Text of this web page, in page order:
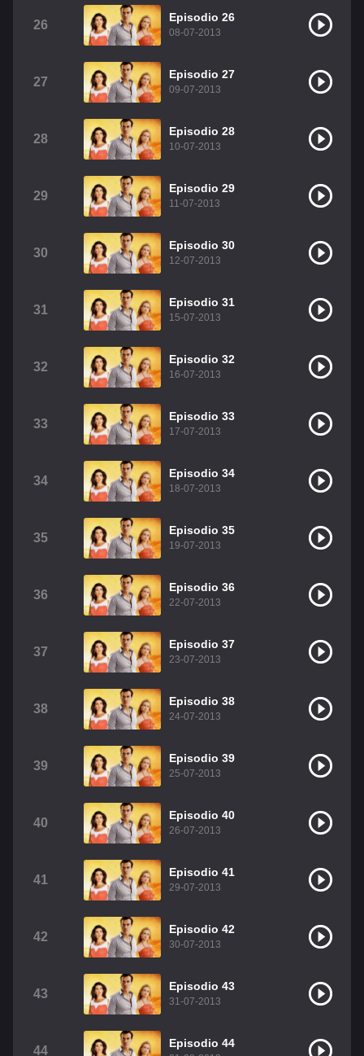
26
Episodio 26
08-07-2013
27
Episodio 27
09-07-2013
28
Episodio 28
10-07-2013
29
Episodio 29
11-07-2013
30
Episodio 30
12-07-2013
31
Episodio 31
15-07-2013
32
Episodio 32
16-07-2013
33
Episodio 33
17-07-2013
34
Episodio 34
18-07-2013
35
Episodio 35
19-07-2013
36
Episodio 36
22-07-2013
37
Episodio 37
23-07-2013
38
Episodio 38
24-07-2013
39
Episodio 39
25-07-2013
40
Episodio 40
26-07-2013
41
Episodio 41
29-07-2013
42
Episodio 42
30-07-2013
43
Episodio 43
31-07-2013
44
Episodio 44